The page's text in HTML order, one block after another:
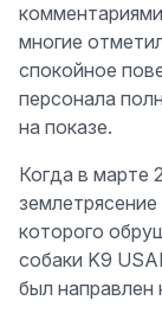
многие
спокойное
персонала
на показе.
Когда в марте
землетрясение
которого
собаки K9
был направлен